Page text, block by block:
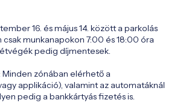
16. és május 14. között a parkolás
munkanapokon 7:00 és 18:00 óra
pedig díjmentesek.
zónában elérhető a
applikáció), valamint az automatáknál
pedig a bankkártyás fizetés is.